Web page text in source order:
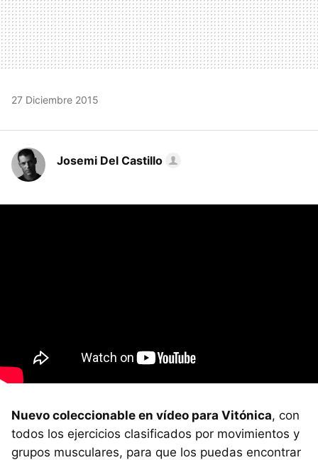
27 Diciembre 2015
Josemi Del Castillo
Nuevo coleccionable en vídeo para Vitónica, con
todos los ejercicios clasificados por movimientos y
grupos musculares, para que los puedas encontrar